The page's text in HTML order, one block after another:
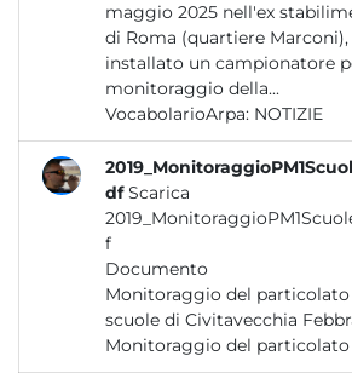
maggio 2025 nell'ex
di Roma (quartiere Marconi),
installato un campionatore
monitoraggio della...
VocabolarioArpa: NOTIZIE
df Scarica
f
Documento
Monitoraggio del particolato fine -
scuole di Civitavecchia Febbraio 2019